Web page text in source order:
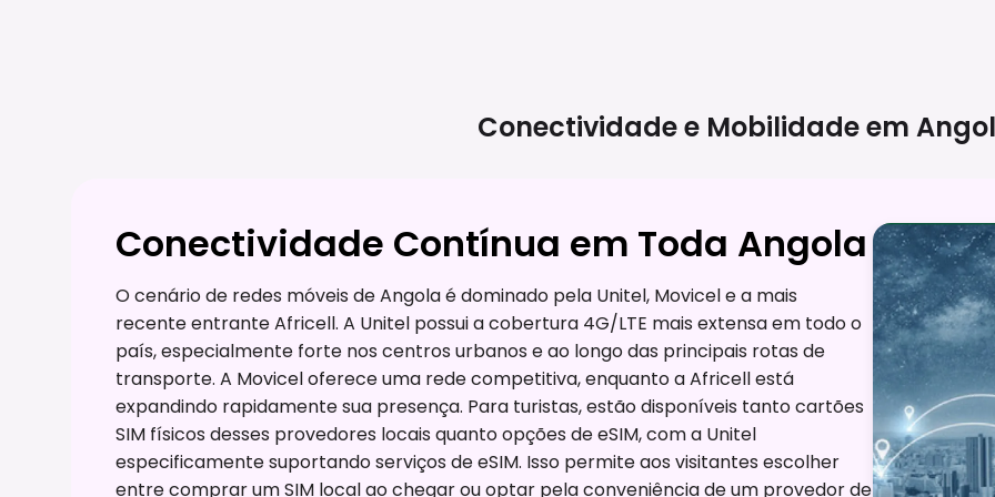
Conectividade e Mobilidade em
Conectividade Contínua em Toda Angola
O cenário de redes móveis de Angola é dominado pela Unitel, Movicel e a mais
recente entrante Africell. A Unitel possui a cobertura 4G/LTE mais extensa em todo o
país, especialmente forte nos centros urbanos e ao longo das principais rotas de
transporte. A Movicel oferece uma rede competitiva, enquanto a Africell está
expandindo rapidamente sua presença. Para turistas, estão disponíveis tanto cartões
SIM físicos desses provedores locais quanto opções de eSIM, com a Unitel
especificamente suportando serviços de eSIM. Isso permite aos visitantes escolher
entre comprar um SIM local ao chegar ou optar pela conveniência de um provedor de